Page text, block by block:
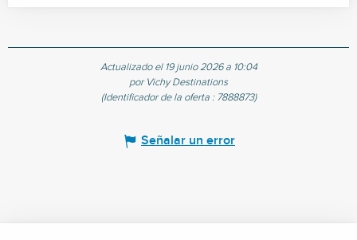
Actualizado el 19 junio 2026 a 10:04
por Vichy Destinations
(Identificador de la oferta : 7888873)
Señalar un error